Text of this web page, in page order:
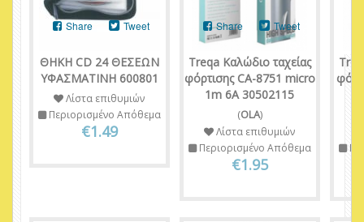
ΘΗΚΗ CD 24 ΘΕΣΕΩΝ
ΥΦΑΣΜΑΤΙΝΗ 600801
Share Tweet
Λίστα επιθυμιών
Περιορισμένο Απόθεμα
€1.49
Treqa Καλώδιο ταχείας
φόρτισης CA-8751 micro
1m 6A 30502115
(OLA)
Share Tweet
Λίστα επιθυμιών
Περιορισμένο Απόθεμα
€1.95